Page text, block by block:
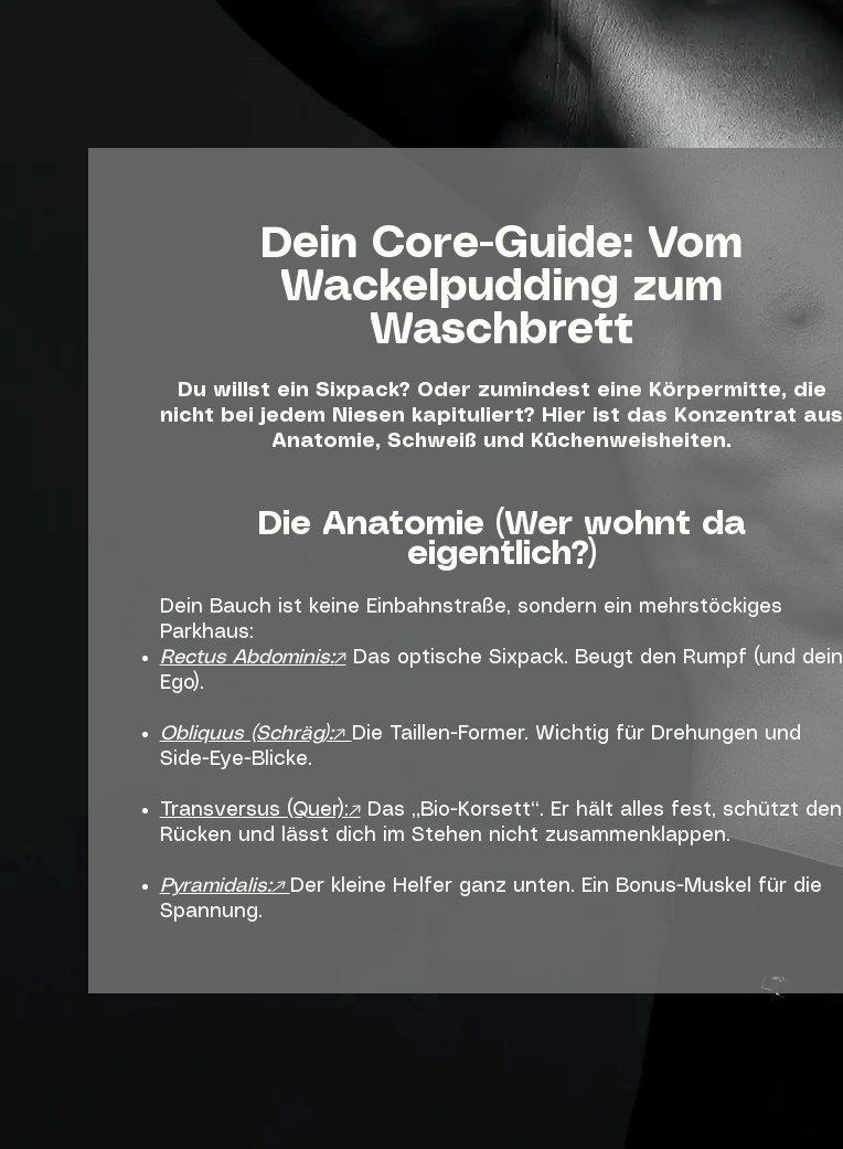
Dein Core-Guide: Vom
Wackelpudding zum
Waschbrett
Du willst ein Sixpack? Oder zumindest eine Körpermitte, die
nicht bei jedem Niesen kapituliert? Hier ist das Konzentrat aus
Anatomie, Schweiß und Küchenweisheiten.
Die Anatomie (Wer wohnt da
eigentlich?)
Dein Bauch ist keine Einbahnstraße, sondern ein mehrstöckiges
Parkhaus:
Rectus Abdominis:↗Das optische Sixpack. Beugt den Rumpf (und dein
Ego).
Obliquus (Schräg):↗ Die Taillen-Former. Wichtig für Drehungen und
Side-Eye-Blicke.
Transversus (Quer):↗Das „Bio-Korsett“. Er hält alles fest, schützt den
Rücken und lässt dich im Stehen nicht zusammenklappen.
Pyramidalis:↗ Der kleine Helfer ganz unten. Ein Bonus-Muskel für die
Spannung.